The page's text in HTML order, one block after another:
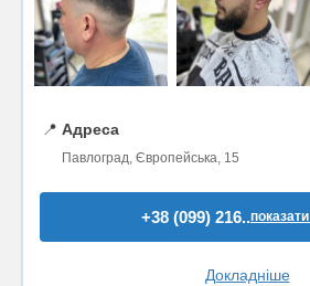
📍 Адреса
Павлоград, Європейська, 15
+38 (099) 216..
Докладніше